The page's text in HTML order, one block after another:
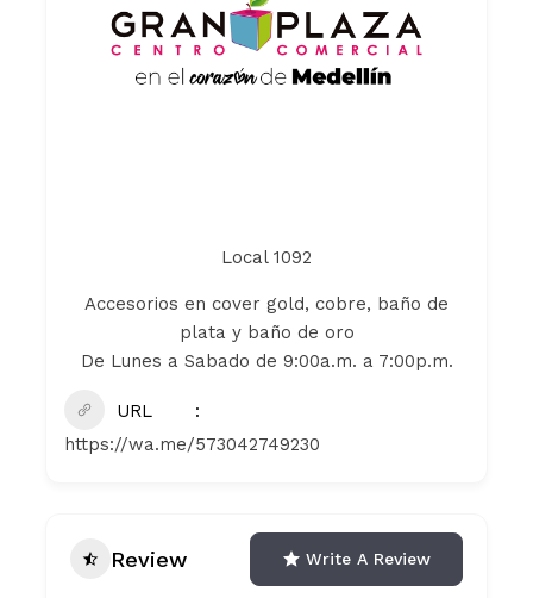
Local 1092
Accesorios en cover gold, cobre, baño de
plata y baño de oro
De Lunes a Sabado de 9:00a.m. a 7:00p.m.
URL
https://wa.me/573042749230
Review Write A Review